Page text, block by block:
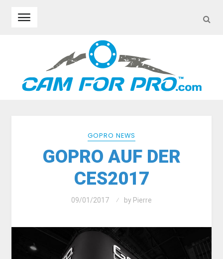
GOPRO NEWS
GOPRO AUF DER
CES2017
09/01/2017 by Pierre